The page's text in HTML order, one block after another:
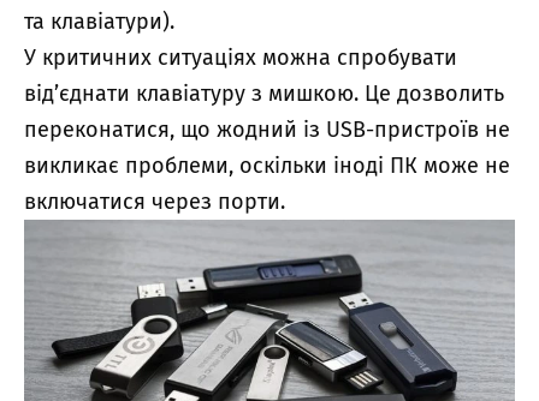
та клавіатури).
У критичних ситуаціях можна спробувати
від’єднати клавіатуру з мишкою. Це дозволить
переконатися, що жодний із USB-пристроїв не
викликає проблеми, оскільки іноді ПК може не
включатися через порти.